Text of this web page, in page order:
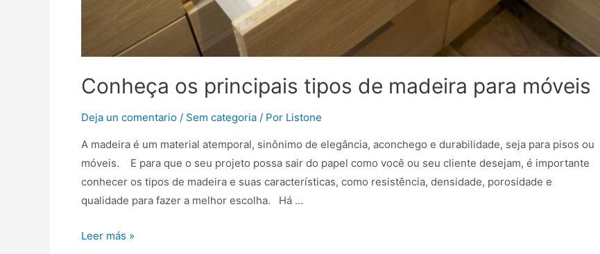
Conheça os principais tipos de madeira para móveis
Deja un comentario / Sem categoria / Por Listone
A madeira é um material atemporal, sinônimo de elegância, aconchego e durabilidade, seja para pisos ou
móveis. E para que o seu projeto possa sair do papel como você ou seu cliente desejam, é importante
conhecer os tipos de madeira e suas características, como resistência, densidade, porosidade e
qualidade para fazer a melhor escolha. Há …
Leer más »